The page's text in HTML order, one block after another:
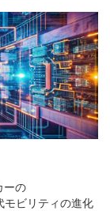
ーの
モビリティの進化